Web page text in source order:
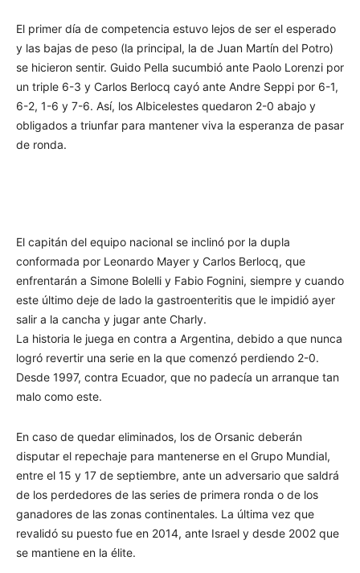
El primer día de competencia estuvo lejos de ser el esperado
y las bajas de peso (la principal, la de Juan Martín del Potro)
se hicieron sentir. Guido Pella sucumbió ante Paolo Lorenzi por
un triple 6-3 y Carlos Berlocq cayó ante Andre Seppi por 6-1,
6-2, 1-6 y 7-6. Así, los Albicelestes quedaron 2-0 abajo y
obligados a triunfar para mantener viva la esperanza de pasar
de ronda.
El capitán del equipo nacional se inclinó por la dupla
conformada por Leonardo Mayer y Carlos Berlocq, que
enfrentarán a Simone Bolelli y Fabio Fognini, siempre y cuando
este último deje de lado la gastroenteritis que le impidió ayer
salir a la cancha y jugar ante Charly.
La historia le juega en contra a Argentina, debido a que nunca
logró revertir una serie en la que comenzó perdiendo 2-0.
Desde 1997, contra Ecuador, que no padecía un arranque tan
malo como este.
En caso de quedar eliminados, los de Orsanic deberán
disputar el repechaje para mantenerse en el Grupo Mundial,
entre el 15 y 17 de septiembre, ante un adversario que saldrá
de los perdedores de las series de primera ronda o de los
ganadores de las zonas continentales. La última vez que
revalidó su puesto fue en 2014, ante Israel y desde 2002 que
se mantiene en la élite.